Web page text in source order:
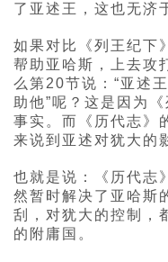
了亚述王，这也无济
如果对比《列王纪下
帮助亚哈斯，上去攻
么第20节说：“亚述
助他”呢？这是因为
事实。而《历代志》
来说到亚述对犹大的
也就是说：《历代志
然暂时解决了亚哈斯
刮，对犹大的控制，
的附庸国。